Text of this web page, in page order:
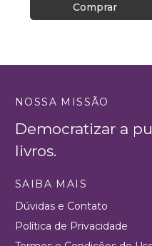
Comprar
NOSSA MISSÃO
Democratizar a
livros.
SAIBA MAIS
Dúvidas e Contato
Política de Privacidade